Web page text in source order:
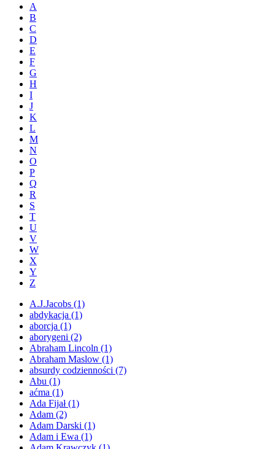
A
B
C
D
E
F
G
H
I
J
K
L
M
N
O
P
Q
R
S
T
U
V
W
X
Y
Z
A.J.Jacobs (1)
abdykacja (1)
aborcja (1)
aborygeni (2)
Abraham Lincoln (1)
Abraham Maslow (1)
absurdy codzienności (7)
Abu (1)
aćma (1)
Ada Fijał(1)
Adam (2)
Adam Darski (1)
Adam i Ewa (1)